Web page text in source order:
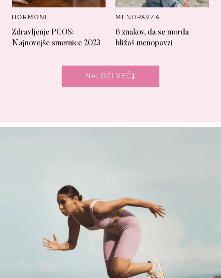
HORMONI
Zdravljenje PCOS:
Najnovejše smernice 2023
MENOPAVZA
6 znakov, da se morda
bližaš menopavzi
NALOŽI VEČ